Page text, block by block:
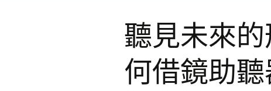
聽見未來
何借鏡助